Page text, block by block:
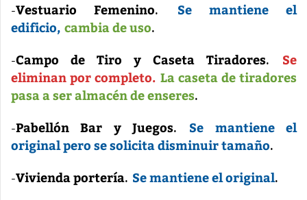
-Vestuario Femenino.
Se mantiene el
edificio, cambia de uso.
-Campo de Tiro y Caseta Tiradores.
Se
eliminan por completo. La caseta de tiradores
pasa a ser almacén de enseres.
-Pabellón Bar y Juegos.
Se mantiene el
original pero se solicita disminuir tamaño.
-Vivienda portería. Se mantiene el original.